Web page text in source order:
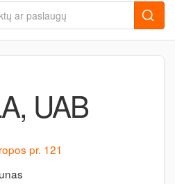
UAB
pr. 121